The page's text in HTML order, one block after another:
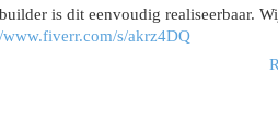
is dit eenvoudig realiseerbaar.
www.fiverr.com/s/akrz4DQ